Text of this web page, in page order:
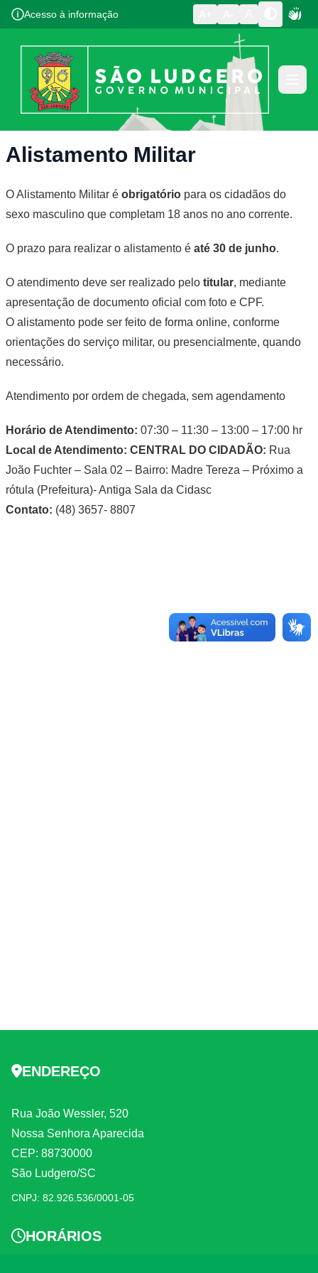
Acesso à informação
Alistamento Militar
O Alistamento Militar é obrigatório para os cidadãos do
sexo masculino que completam 18 anos no ano corrente.
O prazo para realizar o alistamento é até 30 de junho.
O atendimento deve ser realizado pelo titular, mediante
apresentação de documento oficial com foto e CPF.
O alistamento pode ser feito de forma online, conforme
orientações do serviço militar, ou presencialmente, quando
necessário.
Atendimento por ordem de chegada, sem agendamento
Horário de Atendimento: 07:30 – 11:30 – 13:00 – 17:00 hr
Local de Atendimento: CENTRAL DO CIDADÃO: Rua
João Fuchter – Sala 02 – Bairro: Madre Tereza – Próximo a
rótula (Prefeitura)- Antiga Sala da Cidasc
Contato: (48) 3657- 8807
ENDEREÇO
Rua João Wessler, 520
Nossa Senhora Aparecida
CEP: 88730000
São Ludgero/SC
CNPJ: 82.926.536/0001-05
HORÁRIOS